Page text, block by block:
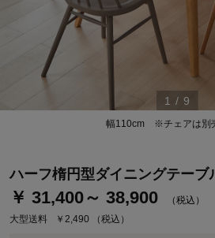
幅110cm ※チェアは別
1 / 9
ハーフ楕円型ダイニングテーブ
￥ 31,400～ 38,900
（税込）
大型送料
￥2,490 （税込）
ステージが上がれば送料無料・返品引取
さらにポイント還元最大16倍！
ベルメゾンご優待サービスについて
即時入会なら更に500円OFFクーポンプ
ベルメゾン メンバーズカードについて